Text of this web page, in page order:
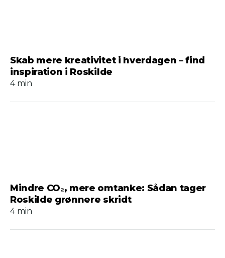
Skab mere kreativitet i hverdagen – find
inspiration i Roskilde
4 min
Mindre CO₂, mere omtanke: Sådan tager
Roskilde grønnere skridt
4 min